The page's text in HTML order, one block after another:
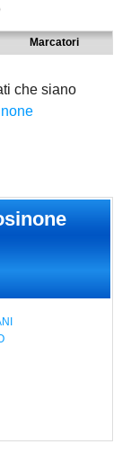
Marcatori
che siano